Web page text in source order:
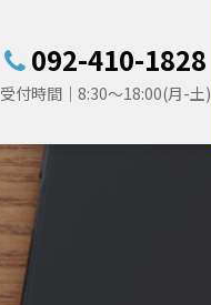
092-410-1828
受付時間｜8:30～18:00(月-土)